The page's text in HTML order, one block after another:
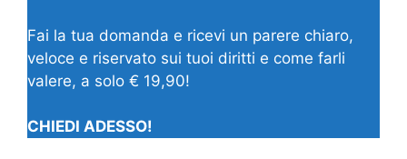
Fai la tua domanda e ricevi un parere chiaro,
veloce e riservato sui tuoi diritti e come farli
valere, a solo € 19,90!
CHIEDI ADESSO!